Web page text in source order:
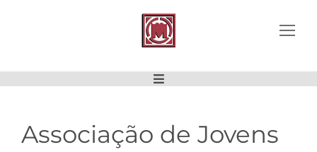
Associação de Jovens